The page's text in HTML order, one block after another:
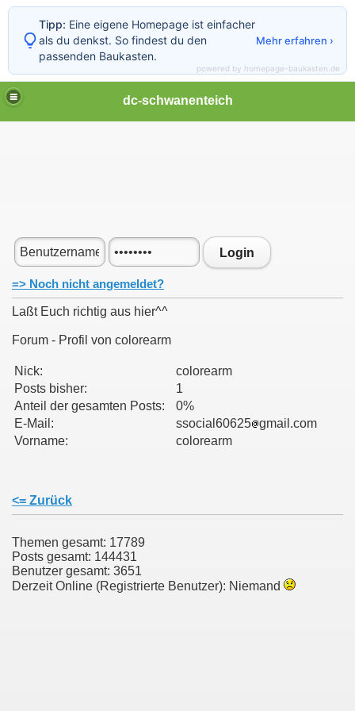
dc-schwanenteich
Login
=> Noch nicht angemeldet?
Laßt Euch richtig aus hier^^
Forum - Profil von colorearm
Nick:
colorearm
Posts bisher:
1
Anteil der gesamten Posts:
0%
E-Mail:
ssocial60625 gmail.com
Vorname:
colorearm
<= Zurück
Themen gesamt: 17789
Posts gesamt: 144431
Benutzer gesamt: 3651
Derzeit Online (Registrierte Benutzer): Niemand
Tipp: Eine eigene Homepage ist einfacher
als du denkst. So findest du den
passenden Baukasten.
Mehr erfahren ›
powered by homepage-baukasten.de